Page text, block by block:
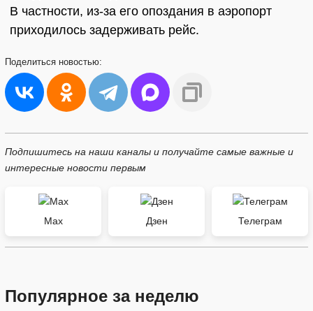
В частности, из-за его опоздания в аэропорт
приходилось задерживать рейс.
Поделиться новостью:
Подпишитесь на наши каналы и получайте самые важные и
интересные новости первым
Max Дзен Телеграм
Популярное за неделю